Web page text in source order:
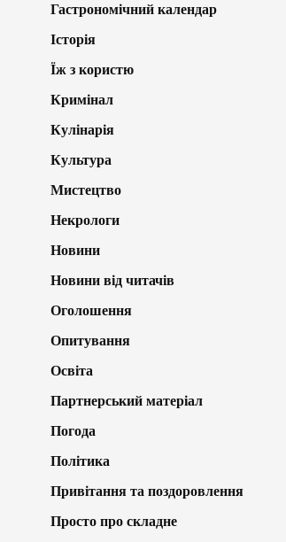
Гастрономічний календар
Історія
Їж з користю
Кримінал
Кулінарія
Культура
Мистецтво
Некрологи
Новини
Новини від читачів
Оголошення
Опитування
Освіта
Партнерський матеріал
Погода
Політика
Привітання та поздоровлення
Просто про складне